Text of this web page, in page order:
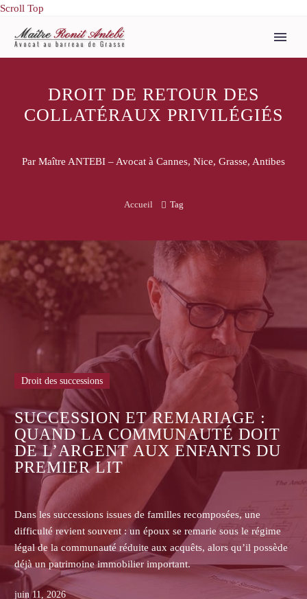
Scroll Top
DROIT DE RETOUR DES
COLLATÉRAUX PRIVILÉGIÉS
Par Maître ANTEBI – Avocat à Cannes, Nice, Grasse, Antibes
Accueil Tag
:
DOIT
DU
une
sous le régime
alors qu’il possède
Droit des successions
ASSURANCE-VIE :
LES ASSUREURS
DE COMMUNIQUER
CONTRATS AUX
BÉNÉFICIAIRES ?
Dans les successions, les héritiers non
assurance-vie se heurtent souvent au
transmettre le contrat, la clause
primes ou les pièces de gestion.